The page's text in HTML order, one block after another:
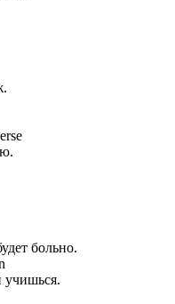
больно.